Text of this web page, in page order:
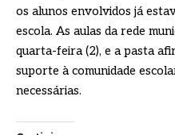
os alunos envolvidos já
escola. As aulas da rede
quarta-feira (2), e a pasta
suporte à comunidade
necessárias.